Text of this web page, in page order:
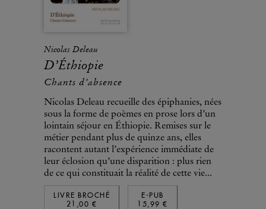
Nicolas Deleau
D’Éthiopie
Chants d’absence
Nicolas Deleau recueille des épiphanies, nées
sous la forme de poèmes en prose lors d’un
lointain séjour en Éthiopie. Remises sur le
métier pendant plus de quinze ans, elles
racontent autant l’expérience immédiate de
leur éclosion qu’une disparition : plus rien
de ce qui constituait la réalité de cette vie...
LIVRE BROCHÉ
21,00 €
E-PUB
15,99 €